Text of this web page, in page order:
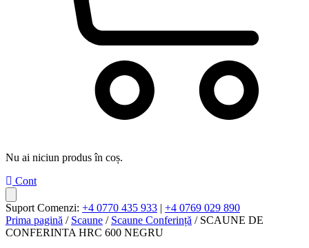
Nu ai niciun produs în coș.
Cont
Suport Comenzi: +4 0770 435 933 | +4 0769 029 890
Prima pagină / Scaune / Scaune Conferință / SCAUNE DE
CONFERINTA HRC 600 NEGRU